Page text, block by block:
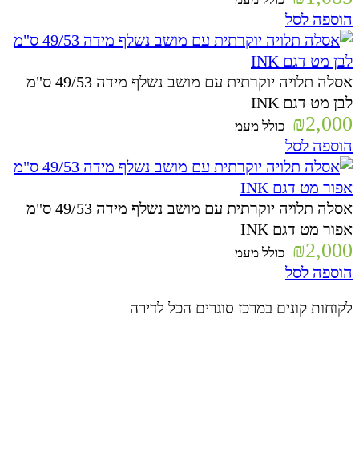
הוספה לסל
אסלה תלויה יוקרתית עם מושב נשלף מידה 49/53 ס"מ
לבן מט דגם INK
₪2,000 כולל מעמ
הוספה לסל
אסלה תלויה יוקרתית עם מושב נשלף מידה 49/53 ס"מ
אפור מט דגם INK
₪2,000 כולל מעמ
הוספה לסל
לקוחות קונים במרכז סוגרים הכל לדירה